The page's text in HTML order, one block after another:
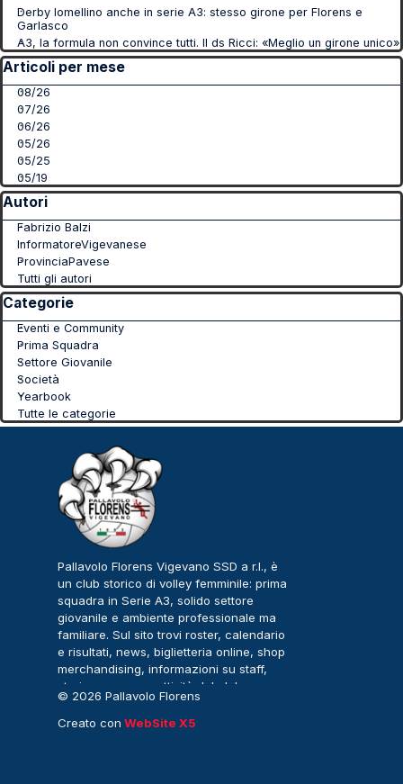
Derby lomellino anche in serie A3: stesso girone per Florens e
Garlasco
A3, la formula non convince tutti. Il ds Ricci: «Meglio un girone unico»
Salta blocco Articoli per mese
Articoli per mese
08/26
07/26
06/26
05/26
05/25
05/19
Salta blocco Autori
Autori
Fabrizio Balzi
InformatoreVigevanese
ProvinciaPavese
Tutti gli autori
Salta blocco Categorie
Categorie
Eventi e Community
Prima Squadra
Settore Giovanile
Società
Yearbook
Tutte le categorie
Pallavolo Florens Vigevano SSD a r.l., è
un club storico di volley femminile: prima
squadra in Serie A3, solido settore
giovanile e ambiente professionale ma
familiare. Sul sito trovi roster, calendario
e risultati, news, biglietteria online, shop
merchandising, informazioni su staff,
storia, sponsor e attività del club.
© 2026 Pallavolo Florens
Femminile. Tutti i diritti
Creato con WebSite X5